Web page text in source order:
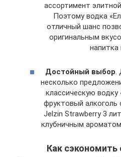
ассортимент
Поэтому водка
отличный шанс
оригинальным
Достойный выбор.
несколько
классическую водку
фруктовый алкоголь
Jelzin Strawberry 3
клубничным
Как